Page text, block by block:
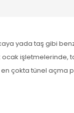
yada taş gibi
işletmelerinde,
çokta tünel açma